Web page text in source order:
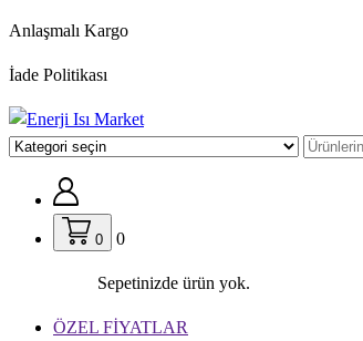
İçeriğe
Anlaşmalı Kargo
İade Politikası
0 0
Sepetinizde ürün yok.
ÖZEL FİYATLAR